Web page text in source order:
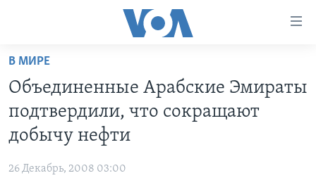
Перейти
основной
контент
Перейти
основной
навигации
ГЛАВНОЕ
ПРОГРАММЫ
АМЕРИКА
ИТОГИ
ПРОЕКТЫ
НАША АМЕРИКАНСКАЯ ИСТОРИЯ
ИНТЕРВЬЮ
В МИРЕ
Объединенные Арабские Эмираты
подтвердили, что сокращают
добычу нефти
26 Декабрь, 2008 03:00